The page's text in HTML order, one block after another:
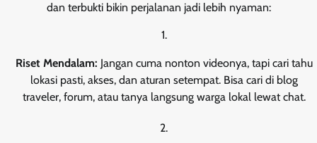
dan terbukti bikin perjalanan jadi lebih nyaman:
Riset Mendalam: Jangan cuma nonton videonya, tapi cari tahu
lokasi pasti, akses, dan aturan setempat. Bisa cari di blog
traveler, forum, atau tanya langsung warga lokal lewat chat.